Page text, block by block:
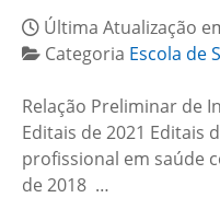
Última Atualização
Categoria Escola de
Relação Preliminar de
Editais de 2021 Editais
profissional em saúde
de 2018 …